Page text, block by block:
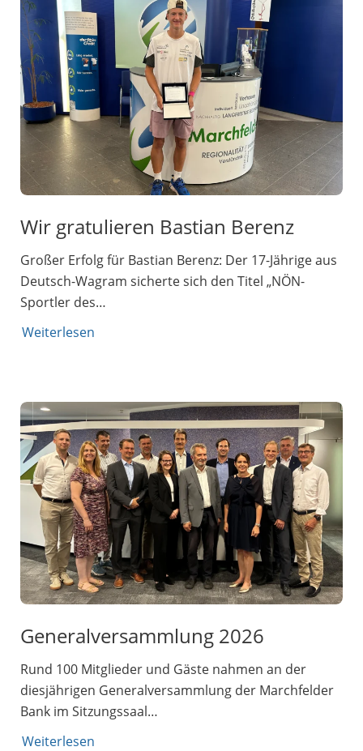
Wir gratulieren Bastian Berenz
Großer Erfolg für Bastian Berenz: Der 17-Jährige aus
Deutsch-Wagram sicherte sich den Titel „NÖN-
Sportler des…
Weiterlesen
Generalversammlung 2026
Rund 100 Mitglieder und Gäste nahmen an der
diesjährigen Generalversammlung der Marchfelder
Bank im Sitzungssaal…
Weiterlesen